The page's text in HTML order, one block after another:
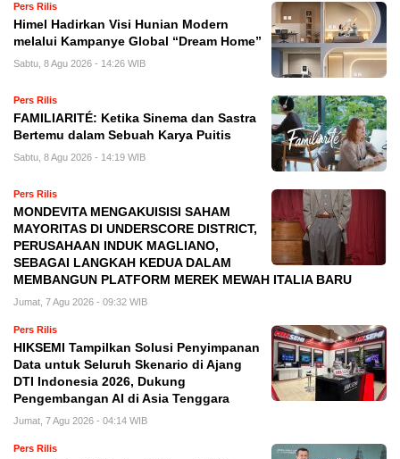
Pers Rilis
Himel Hadirkan Visi Hunian Modern
melalui Kampanye Global “Dream Home”
Sabtu, 8 Agu 2026 - 14:26 WIB
Pers Rilis
FAMILIARITÉ: Ketika Sinema dan Sastra
Bertemu dalam Sebuah Karya Puitis
Sabtu, 8 Agu 2026 - 14:19 WIB
Pers Rilis
MONDEVITA MENGAKUISISI SAHAM
MAYORITAS DI UNDERSCORE DISTRICT,
PERUSAHAAN INDUK MAGLIANO,
SEBAGAI LANGKAH KEDUA DALAM
MEMBANGUN PLATFORM MEREK MEWAH ITALIA BARU
Jumat, 7 Agu 2026 - 09:32 WIB
Pers Rilis
HIKSEMI Tampilkan Solusi Penyimpanan
Data untuk Seluruh Skenario di Ajang
DTI Indonesia 2026, Dukung
Pengembangan AI di Asia Tenggara
Jumat, 7 Agu 2026 - 04:14 WIB
Pers Rilis